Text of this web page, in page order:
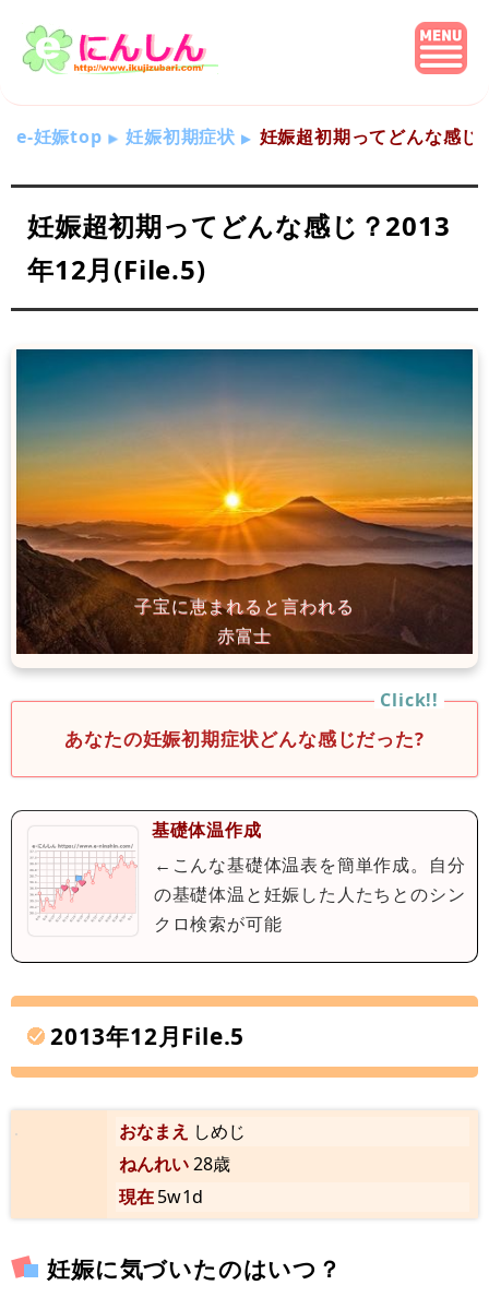
e-妊娠top 妊娠初期症状 妊娠超初期ってどんな感
妊娠超初期ってどんな感じ？2013
年12月(File.5)
あなたの妊娠初期症状どんな感じだった?
基礎体温作成
←こんな基礎体温表を簡単作成。自分
の基礎体温と妊娠した人たちとのシン
クロ検索が可能
2013年12月File.5
おなまえ しめじ
ねんれい28歳
現在5w1d
妊娠に気づいたのはいつ？